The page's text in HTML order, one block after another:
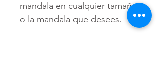
mandala en cualquier tamaño
o la mandala que desees.